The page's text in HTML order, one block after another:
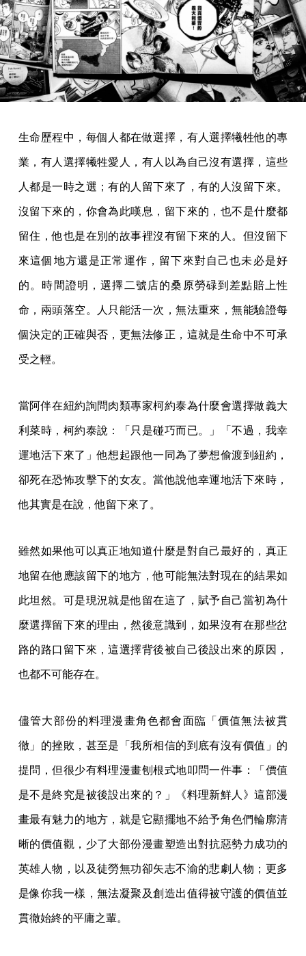
生命歷程中，每個人都在做選擇，有人選擇犧牲他的專
業，有人選擇犧牲愛人，有人以為自己沒有選擇，這些
人都是一時之選；有的人留下來了，有的人沒留下來。
沒留下來的，你會為此嘆息，留下來的，也不是什麼都
留住，他也是在別的故事裡沒有留下來的人。但沒留下
來這個地方還是正常運作，留下來對自己也未必是好
的。時間證明，選擇二號店的桑原勞碌到差點賠上性
命，兩頭落空。人只能活一次，無法重來，無能驗證每
個決定的正確與否，更無法修正，這就是生命中不可承
受之輕。
當阿伴在紐約詢問肉類專家柯約泰為什麼會選擇做義大
利菜時，柯約泰說：「只是碰巧而已。」「不過，我幸
運地活下來了」他想起跟他一同為了夢想偷渡到紐約，
卻死在恐怖攻擊下的女友。當他說他幸運地活下來時，
他其實是在說，他留下來了。
雖然如果他可以真正地知道什麼是對自己最好的，真正
地留在他應該留下的地方，他可能無法對現在的結果如
此坦然。可是現況就是他留在這了，賦予自己當初為什
麼選擇留下來的理由，然後意識到，如果沒有在那些岔
路的路口留下來，這選擇背後被自己後設出來的原因，
也都不可能存在。
儘管大部份的料理漫畫角色都會面臨「價值無法被貫
徹」的挫敗，甚至是「我所相信的到底有沒有價值」的
提問，但很少有料理漫畫刨根式地叩問一件事：「價值
是不是終究是被後設出來的？」《料理新鮮人》這部漫
畫最有魅力的地方，就是它顯擺地不給予角色們輪廓清
晰的價值觀，少了大部份漫畫塑造出對抗惡勢力成功的
英雄人物，以及徒勞無功卻矢志不渝的悲劇人物；更多
是像你我一樣，無法凝聚及創造出值得被守護的價值並
貫徹始終的平庸之輩。